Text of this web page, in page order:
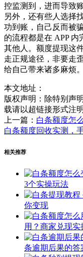
控监测到，进而导致
另外，还有些人选择
功到账，自己反而被
的流程都是在 APP
其他人。额度提现这
走正规途径，非要走
给自己带来诸多麻烦。
本文地址：
版权声明： 除特别声
载请以超链接形式注
上一篇： 白条额度怎
白条额度回收实测，
相关推荐
3个实操玩法
你变现
用？商家兑现实
条逾期后果的